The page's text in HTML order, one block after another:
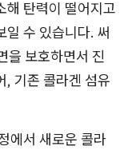
해 탄력이 떨어지고
일 수 있습니다. 써
을 보호하면서 진
, 기존 콜라겐 섬유
에서 새로운 콜라